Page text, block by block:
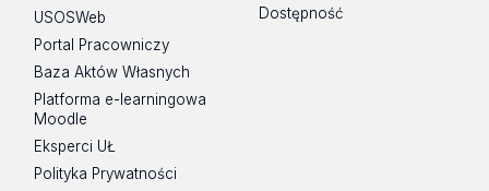
USOSWeb
Portal Pracowniczy
Baza Aktów Własnych
Platforma e-learningowa
Moodle
Eksperci UŁ
Polityka Prywatności
Dostępność